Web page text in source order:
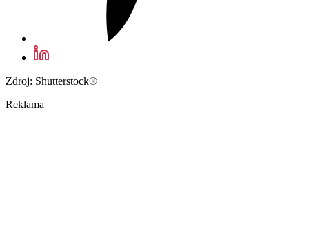
Zdroj: Shutterstock®
Reklama